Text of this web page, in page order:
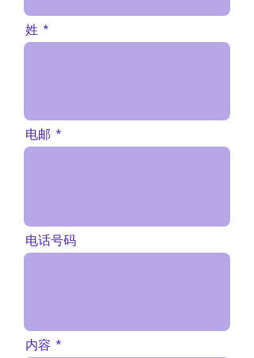
姓
电邮
电话号码
内容